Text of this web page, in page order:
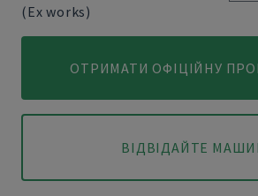
(Ex works)
ОТРИМАТИ ОФІЦІЙНУ
ВІДВІДАЙТЕ